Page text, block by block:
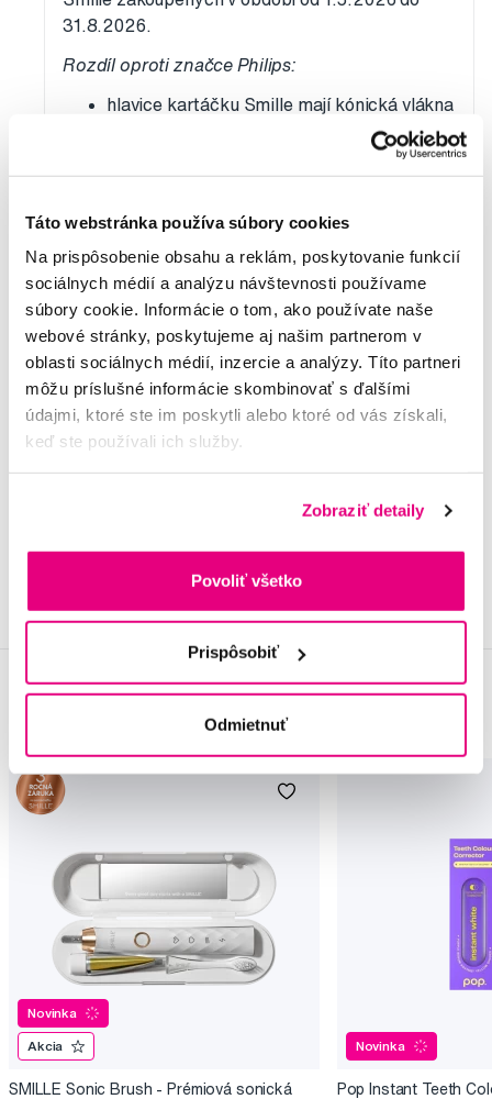
Táto webstránka používa súbory cookies
Na prispôsobenie obsahu a reklám, poskytovanie funkcií
sociálnych médií a analýzu návštevnosti používame
súbory cookie. Informácie o tom, ako používate naše
webové stránky, poskytujeme aj našim partnerom v
oblasti sociálnych médií, inzercie a analýzy. Títo partneri
môžu príslušné informácie skombinovať s ďalšími
údajmi, ktoré ste im poskytli alebo ktoré od vás získali,
keď ste používali ich služby.
Zobraziť detaily
Povoliť všetko
Prispôsobiť
Odmietnuť
31.8.2026.
Rozdíl oproti značce Philips:
hlavice kartáčku Smille mají kónická vlákna
potažená hydroxyapatitem a turmalínem
výdrž baterie při běžném používání je až 8
týdnů
má funkci proti rozstřiku pasty
součástí balení je cestovní pouzdro se
zrcátkem, zubní pasta Apagard Premio ve
velikosti 100 a 20g, USB-C nabíjecí kabel
28. 5. 2026
Novinka
Akcia
SMILLE Sonic Brush - Prémiová sonická
Novinka
Pop Instant Teeth